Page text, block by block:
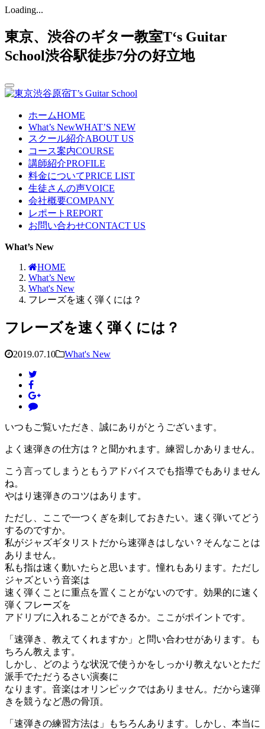
Loading...
東京、渋谷のギター教室T‘s Guitar
School渋谷駅徒歩7分の好立地
ホームHOME
What’s NewWHAT’S NEW
スクール紹介ABOUT US
コース案内COURSE
講師紹介PROFILE
料金についてPRICE LIST
生徒さんの声VOICE
会社概要COMPANY
レポート REPORT
お問い合わせCONTACT US
What’s New
HOME
What’s New
What's New
フレーズを速く弾くには？
フレーズを速く弾くには？
2019.07.10 What's New
いつもご覧いただき、誠にありがとうございます。
よく速弾きの仕方は？と聞かれます。練習しかありません。
こう言ってしまうともうアドバイスでも指導でもありません
ね。
やはり速弾きのコツはあります。
ただし、ここで一つくぎを刺しておきたい。速く弾いてどう
するのですか。
私がジャズギタリストだから速弾きはしない？そんなことは
ありません。
私も指は速く動いたらと思います。憧れもあります。ただし
ジャズという音楽は
速く弾くことに重点を置くことがないのです。効果的に速く
弾くフレーズを
アドリブに入れることができるか。ここがポイントです。
「速弾き、教えてくれますか」と問い合わせがあります。も
ちろん教えます。
しかし、どのような状況で使うかをしっかり教えないとただ
派手でただうるさい演奏に
なります。音楽はオリンピックではありません。だから速弾
きを競うなど愚の骨頂。
「速弾きの練習方法は」もちろんあります。しかし、本当に